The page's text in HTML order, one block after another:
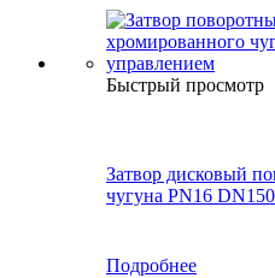
Быстрый просмотр
Затвор дисковый
чугуна PN16
Подробнее